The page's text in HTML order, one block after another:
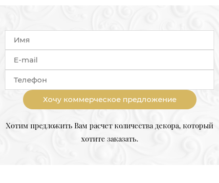
Хочу коммерческое предложение
Хотим предложить Вам расчет количества декора, который
хотите заказать.